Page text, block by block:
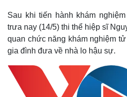
Sau khi tiến hành khám
trưa nay (14/5) thi thể hiệp sĩ
quan chức năng khám nghiệm
gia đình đưa về nhà lo hậu sự.